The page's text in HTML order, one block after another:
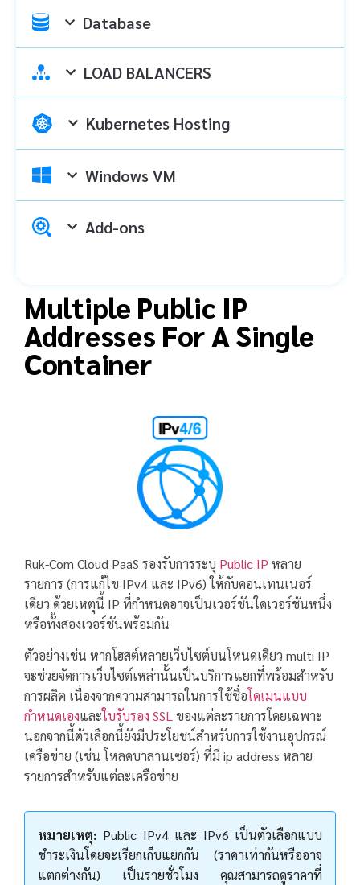
Database
LOAD BALANCERS
Kubernetes Hosting
Windows VM
Add-ons
Multiple Public IP
Addresses For A Single
Container
Ruk-Com Cloud PaaS รองรับการระบุ Public IP หลาย
รายการ (การแก้ไข IPv4 และ IPv6) ให้กับคอนเทนเนอร์
เดียว ด้วยเหตุนี้ IP ที่กำหนดอาจเป็นเวอร์ชันใดเวอร์ชันหนึ่ง
หรือทั้งสองเวอร์ชันพร้อมกัน
ตัวอย่างเช่น หากโฮสต์หลายเว็บไซต์บนโหนดเดียว multi IP
จะช่วยจัดการเว็บไซต์เหล่านั้นเป็นบริการแยกที่พร้อมสำหรับ
การผลิต เนื่องจากความสามารถในการใช้ชื่อโดเมนแบบ
กำหนดเองและใบรับรอง SSLของแต่ละรายการโดยเฉพาะ
นอกจากนี้ตัวเลือกนี้ยังมีประโยชน์สำหรับการใช้งานอุปกรณ์
เครือข่าย (เช่น โหลดบาลานเซอร์) ที่มี ip address หลาย
รายการสำหรับแต่ละเครือข่าย
หมายเหตุ: Public IPv4 และ IPv6 เป็นตัวเลือกแบบ
ชำระเงินโดยจะเรียกเก็บแยกกัน (ราคาเท่ากันหรืออาจ
แตกต่างกัน) เป็นรายชั่วโมง คุณสามารถดูราคาที่